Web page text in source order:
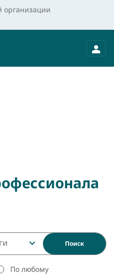
организации
Поиск
По любому